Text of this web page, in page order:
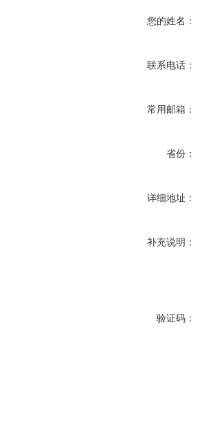
您的姓名：
联系电话：
常用邮箱：
省份：
详细地址：
补充说明：
验证码：